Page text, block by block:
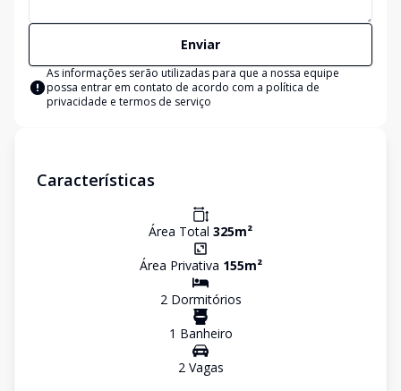
Enviar
As informações serão utilizadas para que a nossa equipe
possa entrar em contato de acordo com a política de
privacidade e termos de serviço
Características
Área Total 325m²
Área Privativa 155m²
2Dormitórios
1 Banheiro
2Vagas